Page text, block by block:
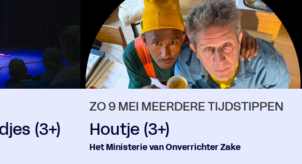
(3+) Houtje (3+)
Het Ministerie van Onverrichter Zake
ZO 9 MEI MEERDERE TIJDSTIPPEN